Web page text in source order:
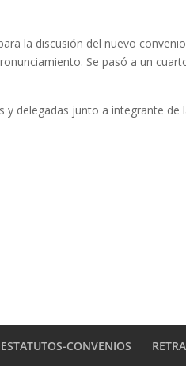
la discusión del nuevo convenio
Se pasó a un
y delegadas junto a integrante de
ESTATUTOS-CONVENIOS